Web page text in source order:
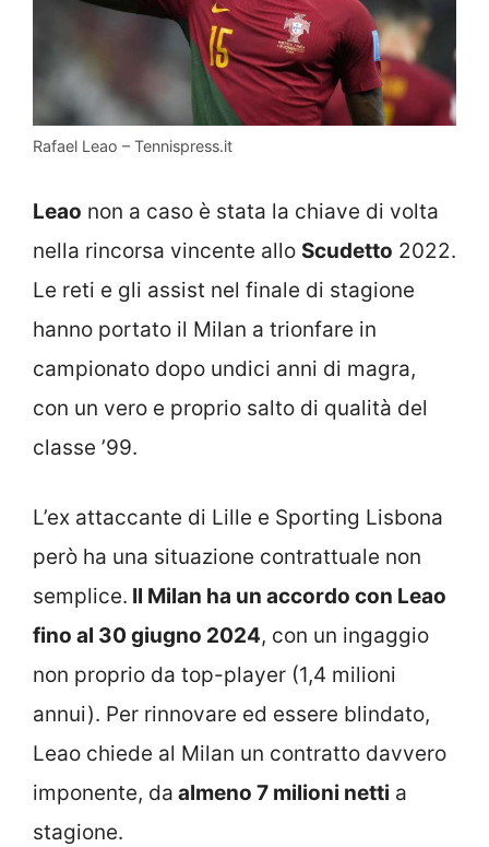
Rafael Leao – Tennispress.it
Leao non a caso è stata la chiave di volta
nella rincorsa vincente allo Scudetto 2022.
Le reti e gli assist nel finale di stagione
hanno portato il Milan a trionfare in
campionato dopo undici anni di magra,
con un vero e proprio salto di qualità del
classe ’99.
L’ex attaccante di Lille e Sporting Lisbona
però ha una situazione contrattuale non
semplice. Il Milan ha un accordo con Leao
fino al 30 giugno 2024, con un ingaggio
non proprio da top-player (1,4 milioni
annui). Per rinnovare ed essere blindato,
Leao chiede al Milan un contratto davvero
imponente, da almeno 7 milioni netti a
stagione.